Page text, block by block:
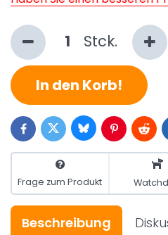
Stck.
In den Korb!
FacebookTwitterBlueskyPinterest
Frage zum Produkt
Beschreibung